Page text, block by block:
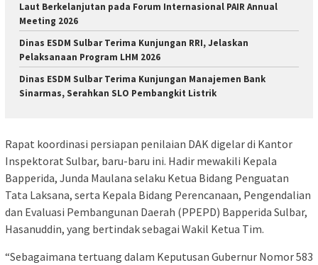
Laut Berkelanjutan pada Forum Internasional PAIR Annual
Meeting 2026
Dinas ESDM Sulbar Terima Kunjungan RRI, Jelaskan
Pelaksanaan Program LHM 2026
Dinas ESDM Sulbar Terima Kunjungan Manajemen Bank
Sinarmas, Serahkan SLO Pembangkit Listrik
Rapat koordinasi persiapan penilaian DAK digelar di Kantor
Inspektorat Sulbar, baru-baru ini. Hadir mewakili Kepala
Bapperida, Junda Maulana selaku Ketua Bidang Penguatan
Tata Laksana, serta Kepala Bidang Perencanaan, Pengendalian
dan Evaluasi Pembangunan Daerah (PPEPD) Bapperida Sulbar,
Hasanuddin, yang bertindak sebagai Wakil Ketua Tim.
“Sebagaimana tertuang dalam Keputusan Gubernur Nomor 583